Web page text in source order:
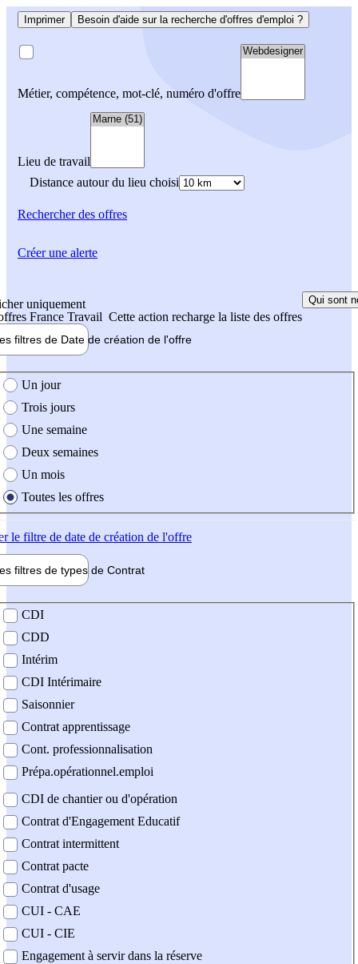
Imprimer Besoin d'aide sur la recherche d'offres d'emploi ?
Métier, compétence, mot-clé, numéro d'offre
Lieu de travail
Distance autour du lieu choisi
Rechercherdes offres
uniquement
France Travail Cette action recharge la liste des offres
Qui sont
filtres de Date de création de l'offre
création de l'offre
Un jour
Trois jours
Une semaine
Deux semaines
Un mois
Toutes les offres
le filtre de date de création de l'offre
filtres de types de Contrat
contrat
CDI
CDD
Intérim
CDI Intérimaire
Saisonnier
Contrat apprentissage
Cont. professionnalisation
Prépa.opérationnel.emploi
CDI de chantier ou d'opération
Contrat d'Engagement Educatif
Contrat intermittent
Contrat pacte
Contrat d'usage
CUI - CAE
CUI - CIE
Engagement à servir dans la réserve
Créer une alerte